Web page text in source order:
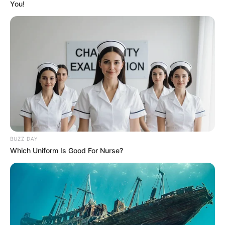
Sinopsis Elite Short Stories:
You!
BUZZ DAY
Which Uniform Is Good For Nurse?